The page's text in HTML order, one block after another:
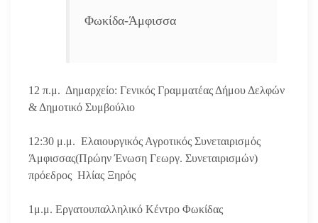
Φωκίδα-Άμφισσα
12 π.μ. Δημαρχείο: Γενικός Γραμματέας Δήμου Δελφών
& Δημοτικό Συμβούλιο
12:30 μ.μ. Ελαιουργικός Αγροτικός Συνεταιρισμός
Άμφισσας(Πρώην Ένωση Γεωργ. Συνεταιρισμών)
πρόεδρος Ηλίας Ξηρός
1μ.μ. Εργατoυπαλληλικό Κέντρο Φωκίδας